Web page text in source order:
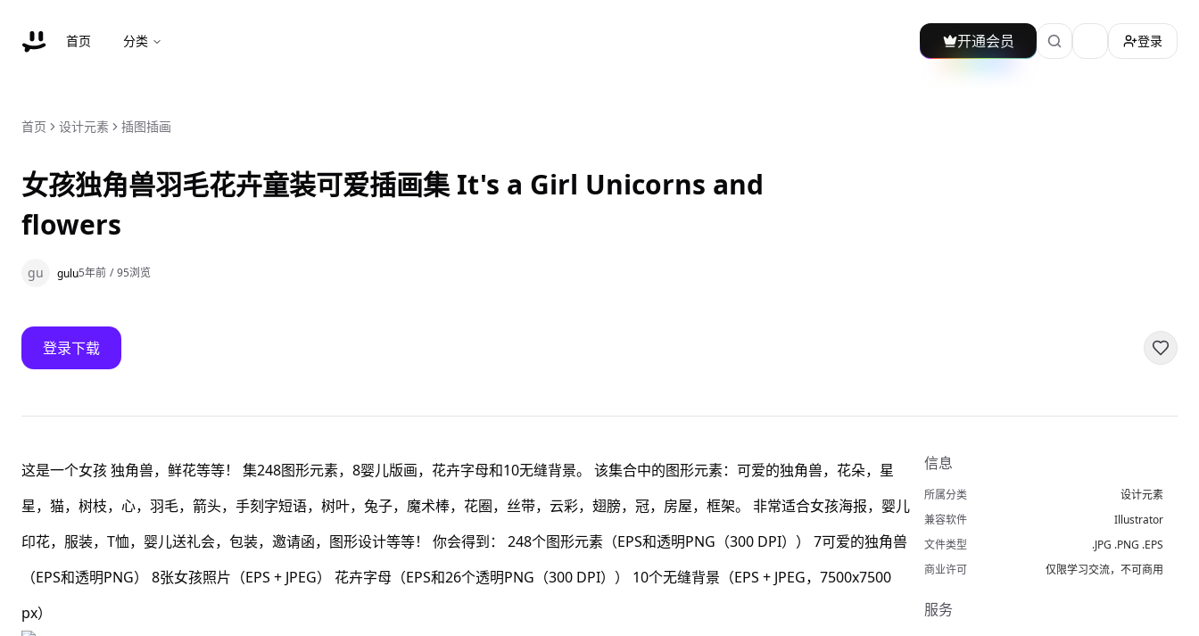
首页 分类 开通会员 加载主题切换
登录
首页 设计元素 插图插画
女孩独角兽羽毛花卉童装可爱插画集 It's a Girl Unicorns and
flowers
gu gulu5年前 / 95浏览
登录下载
这是一个女孩 独角兽，鲜花等等！ 集248图形元素，8婴儿版画，花卉字母和10无缝背景。 该集合中的图形元素：可爱的独角兽，花朵，星
星，猫，树枝，心，羽毛，箭头，手刻字短语，树叶，兔子，魔术棒，花圈，丝带，云彩，翅膀，冠，房屋，框架。 非常适合女孩海报，婴儿
印花，服装，T恤，婴儿送礼会，包装，邀请函，图形设计等等！ 你会得到： 248个图形元素（EPS和透明PNG（300 DPI）） 7可爱的独角兽
（EPS和透明PNG） 8张女孩照片（EPS + JPEG） 花卉字母（EPS和26个透明PNG（300 DPI）） 10个无缝背景（EPS + JPEG，7500x7500
px）
信息
所属分类
设计元素
兼容软件
Illustrator
文件类型
.JPG .PNG .EPS
商业许可
仅限学习交流，不可商用
服务